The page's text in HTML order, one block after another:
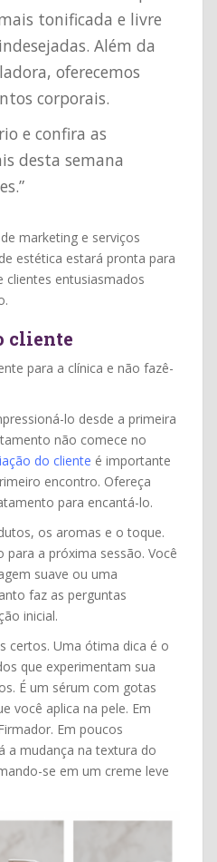
tonificada e livre
Além da
oferecemos
corporais.
e confira as
desta semana
marketing e serviços
estética estará pronta para
clientes entusiasmados
cliente
para a clínica e não fazê-
lo desde a primeira
não comece no
do cliente é importante
encontro. Ofereça
para encantá-lo.
os aromas e o toque.
para a próxima sessão. Você
suave ou uma
faz as perguntas
inicial.
certos. Uma ótima dica é o
que experimentam sua
É um sérum com gotas
você aplica na pele. Em
Em poucos
a mudança na textura do
se em um creme leve